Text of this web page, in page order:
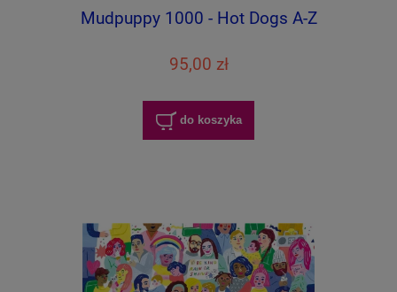
Mudpuppy 1000 - Hot Dogs A-Z
95,00 zł
do koszyka